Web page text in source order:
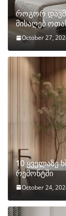
როგორ
მისაღებ
October 27,
10 ყველაზე
რემონტში
October 24,